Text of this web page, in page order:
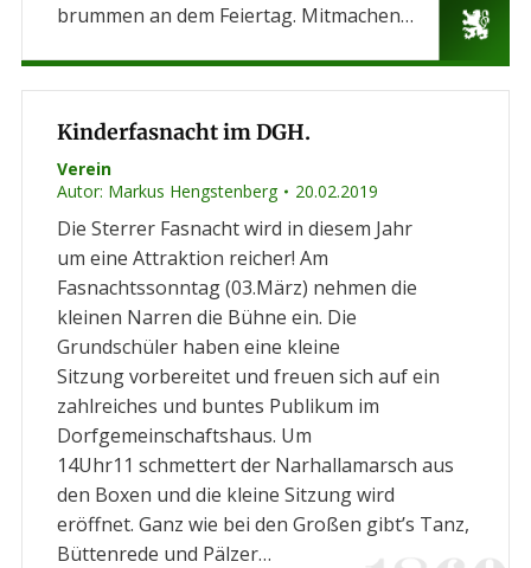
brummen an dem Feiertag. Mitmachen…
Kinderfasnacht im DGH.
Verein
Autor: Markus Hengstenberg 20.02.2019
Die Sterrer Fasnacht wird in diesem Jahr
um eine Attraktion reicher! Am
Fasnachtssonntag (03.März) nehmen die
kleinen Narren die Bühne ein. Die
Grundschüler haben eine kleine
Sitzung vorbereitet und freuen sich auf ein
zahlreiches und buntes Publikum im
Dorfgemeinschaftshaus. Um
14Uhr11 schmettert der Narhallamarsch aus
den Boxen und die kleine Sitzung wird
eröffnet. Ganz wie bei den Großen gibt’s Tanz,
Büttenrede und Pälzer…